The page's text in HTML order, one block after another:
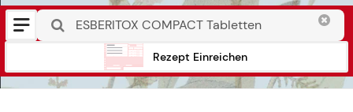
Rezept Einreichen